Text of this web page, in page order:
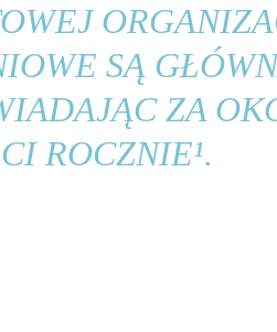
SĄ
ZA
ROCZNIE¹.